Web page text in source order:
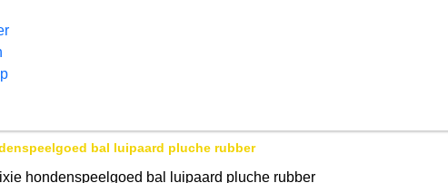
bal luipaard pluche rubber